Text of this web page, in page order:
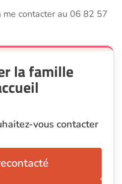
contacter au 06 82 57
la famille
vous contacter